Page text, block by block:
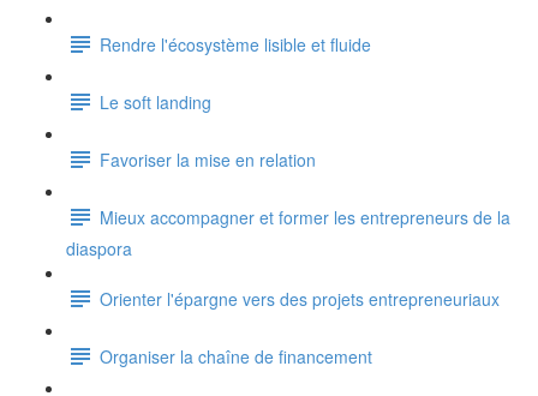
Rendre l'écosystème lisible et fluide
Le soft landing
Favoriser la mise en relation
Mieux accompagner et former les entrepreneurs de la
diaspora
Orienter l'épargne vers des projets entrepreneuriaux
Organiser la chaîne de financement